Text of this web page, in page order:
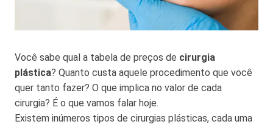
Você sabe qual a tabela de preços de cirurgia
plástica? Quanto custa aquele procedimento que você
quer tanto fazer? O que implica no valor de cada
cirurgia? É o que vamos falar hoje.
Existem inúmeros tipos de cirurgias plásticas, cada uma